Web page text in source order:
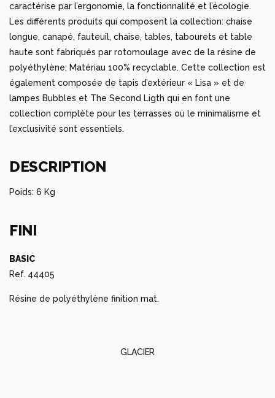
polyéthylène; Matériau 100% recyclable. Cette collection est
également composée de tapis d’extérieur « Lisa » et de
lampes Bubbles et The Second Ligth qui en font une
collection complète pour les terrasses où le minimalisme et
l’exclusivité sont essentiels.
DESCRIPTION
Poids: 6 Kg
FINI
BASIC
Résine de polyéthylène finition mat.
BLANC